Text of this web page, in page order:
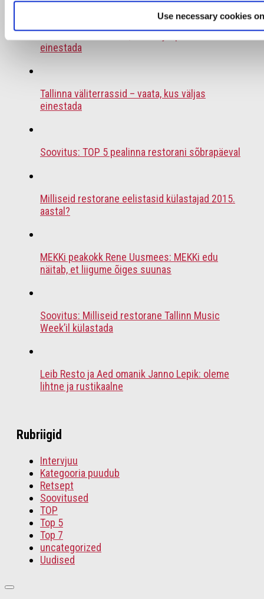
Use necessary cookies
Soovitus: 6 restorani, kus väljaspool Tallinna
einestada
Tallinna väliterrassid – vaata, kus väljas
einestada
Soovitus: TOP 5 pealinna restorani sõbrapäeval
Milliseid restorane eelistasid külastajad 2015.
aastal?
MEKKi peakokk Rene Uusmees: MEKKi edu
näitab, et liigume õiges suunas
Soovitus: Milliseid restorane Tallinn Music
Week’il külastada
Leib Resto ja Aed omanik Janno Lepik: oleme
lihtne ja rustikaalne
Rubriigid
Intervjuu
Kategooria puudub
Retsept
Soovitused
TOP
Top 5
Top 7
uncategorized
Uudised